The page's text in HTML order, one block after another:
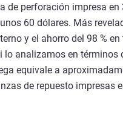
de perforación impresa
60 dólares. Más
y el ahorro del 98 %
lo analizamos en
equivale a
de repuesto impresas